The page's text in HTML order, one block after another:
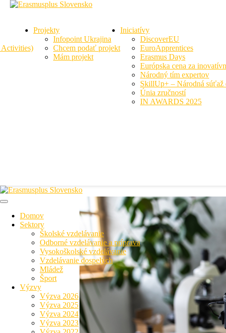
Activities)
Projekty
Infopoint Ukrajina
Chcem podať projekt
Mám projekt
Iniciatívy
DiscoverEU
EuroApprentices
Erasmus Days
Európska cena za
Národný tím expertov
SkillUp+ – Národná súťaž
Únia zručností
IN AWARDS 2025
Domov
Sektory
Školské vzdelávanie
Odborné vzdelávanie a príprava
Vysokoškolské vzdelávanie
Vzdelávanie dospelých
Mládež
Šport
Výzvy
Výzva 2026
Výzva 2025
Výzva 2024
Výzva 2023